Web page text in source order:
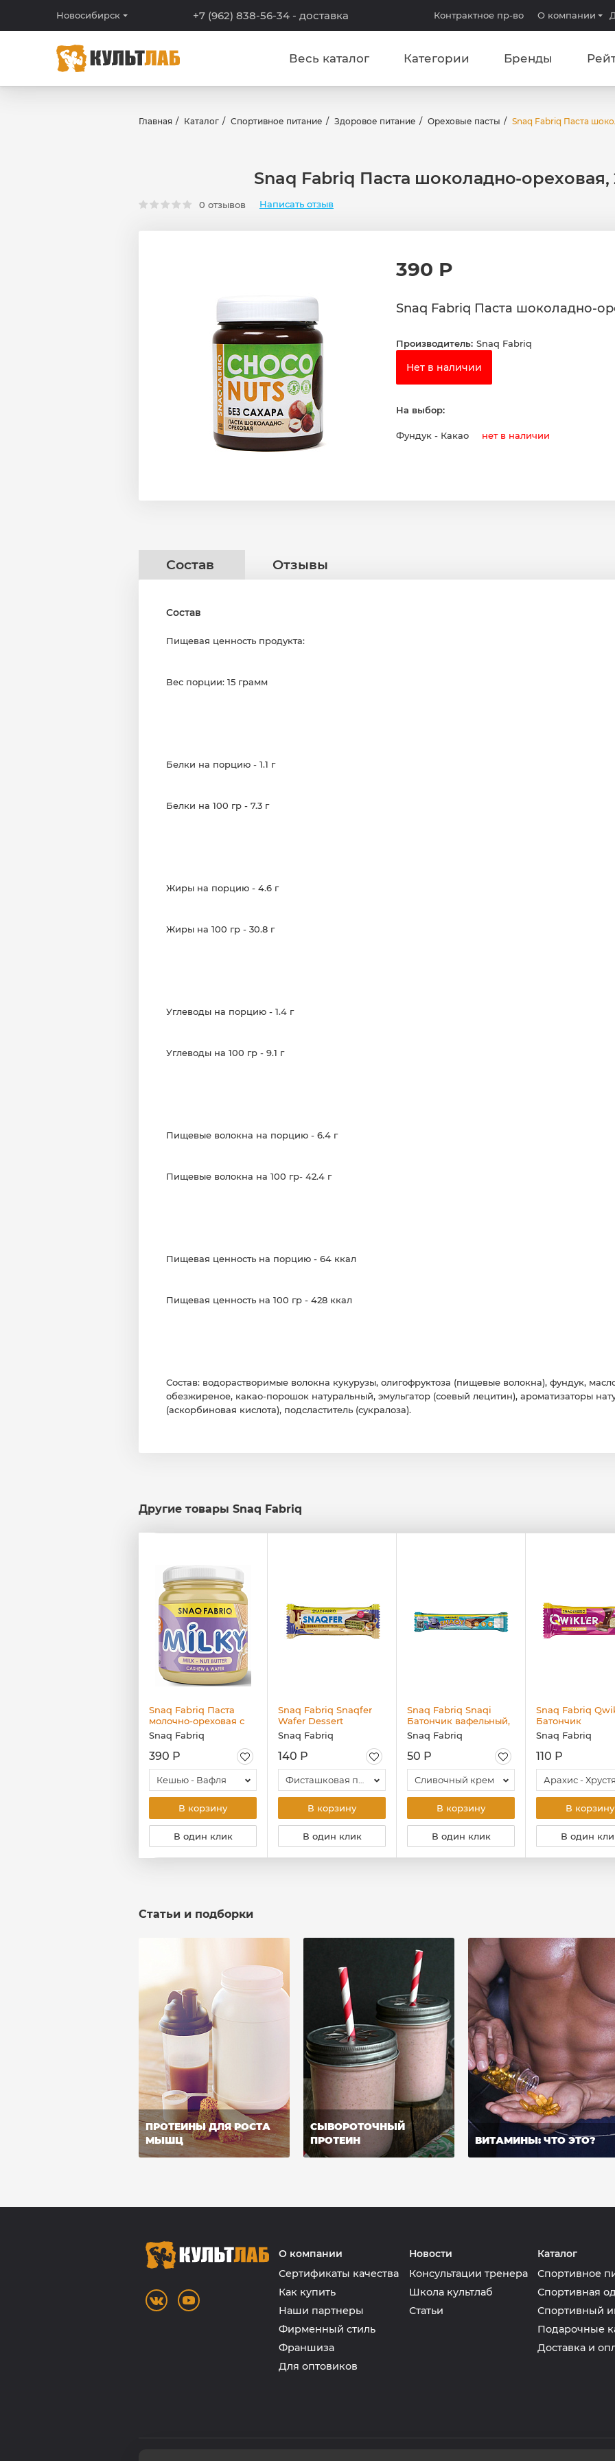
Новосибирск +7 (962) 838-56-34 - доставка Контрактное пр-во О компании
Весь каталог Категории Бренды
Главная Каталог Спортивное питание Здоровое питание Ореховые пасты Snaq Fabriq Паста
Snaq Fabriq Паста шоколадно-ореховая,
0 отзывов Написать отзыв
390 Р
Snaq Fabriq Паста шоколадно-
Производитель: Snaq Fabriq
Нет в наличии
На выбор:
Фундук - Какао нет в наличии
Состав Отзывы
Состав
Пищевая ценность продукта:
Вес порции: 15 грамм
Белки на порцию - 1.1 г
Белки на 100 гр - 7.3 г
Жиры на порцию - 4.6 г
Жиры на 100 гр - 30.8 г
Углеводы на порцию - 1.4 г
Углеводы на 100 гр - 9.1 г
Пищевые волокна на порцию - 6.4 г
Пищевые волокна на 100 гр- 42.4 г
Пищевая ценность на порцию - 64 ккал
Пищевая ценность на 100 гр - 428 ккал
Состав: водорастворимые волокна кукурузы, олигофруктоза (пищевые волокна), фундук,
обезжиреное, какао-порошок натуральный, эмульгатор (соевый лецитин), ароматизаторы
(аскорбиновая кислота), подсластитель (сукралоза).
Другие товары Snaq Fabriq
Snaq Fabriq Паста
молочно-ореховая с
вафлей, 250 гр
Snaq Fabriq
390 Р
Кешью - Вафля
В корзину
В один клик
Snaq Fabriq Snaqfer
Wafer Dessert
Батончик вафельный
глазированный, 45 гр
Snaq Fabriq
140 Р
В корзину
В один клик
Snaq Fabriq Snaqi
Батончик вафельный,
23 гр
Snaq Fabriq
50 Р
Сливочный крем
В корзину
В один клик
Snaq Fabriq
Батончик
глазированный,
Snaq Fabriq
110 Р
В корзину
В один
Статьи и подборки
ПРОТЕИНЫ ДЛЯ РОСТА
МЫШЦ
СЫВОРОТОЧНЫЙ
ПРОТЕИН
ВИТАМИНЫ: ЧТО ЭТО?
О компании
Сертификаты качества
Как купить
Наши партнеры
Фирменный стиль
Франшиза
Для оптовиков
Новости
Консультации тренера
Школа культлаб
Статьи
Каталог
Спортивное
Спортивная
Спортивный
Подарочные
Доставка и